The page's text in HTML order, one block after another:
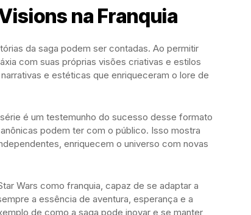
na Franquia
da saga podem ser contadas. Ao permitir
com suas próprias visões criativas e estilos
e estéticas que enriqueceram o lore de
é um testemunho do sucesso desse formato
podem ter com o público. Isso mostra
enriquecem o universo com novas
Wars como franquia, capaz de se adaptar a
a essência de aventura, esperança e a
de como a saga pode inovar e se manter